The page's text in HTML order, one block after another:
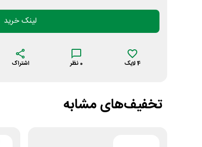
لینک خرید
4 لایک 0 نظر اشتراک
تخفیف‌های مشابه